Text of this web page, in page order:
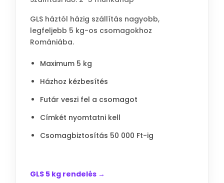
GLS háztól házig szállítás nagyobb,
legfeljebb 5 kg-os csomagokhoz
Romániába.
Maximum 5 kg
Házhoz kézbesítés
Futár veszi fel a csomagot
Címkét nyomtatni kell
Csomagbiztosítás 50 000 Ft-ig
GLS 5 kg rendelés →